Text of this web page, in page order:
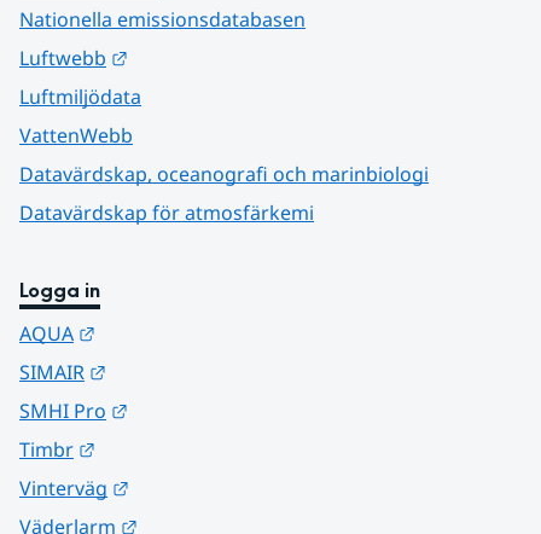
Nationella emissionsdatabasen
Luftwebb
Luftmiljödata
VattenWebb
Datavärdskap, oceanografi och marinbiologi
Datavärdskap för atmosfärkemi
Logga in
AQUA
SIMAIR
SMHI Pro
Timbr
Vinterväg
Väderlarm